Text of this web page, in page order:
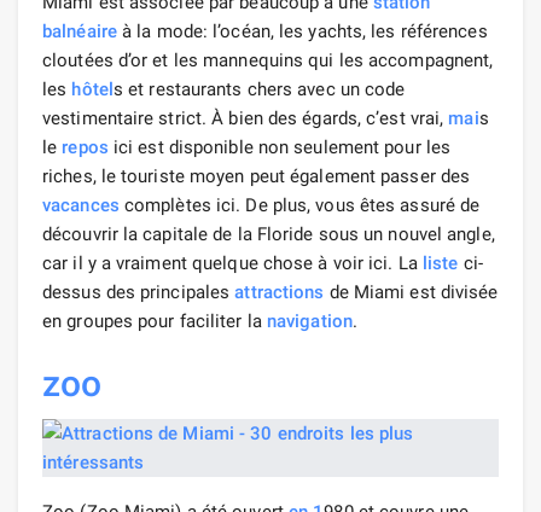
balnéaireà la mode: l’océan, les yachts, les références
cloutées d’or et les mannequins qui les accompagnent,
les hôtels et restaurants chers avec un code
vestimentaire strict. À bien des égards, c’est vrai, mais
le repos ici est disponible non seulement pour les
riches, le touriste moyen peut également passer des
vacances complètes ici. De plus, vous êtes assuré de
découvrir la capitale de la Floride sous un nouvel angle,
car il y a vraiment quelque chose à voir ici. La liste ci-
dessus des principalesattractions de Miami est divisée
en groupes pour faciliter la navigation.
zoo